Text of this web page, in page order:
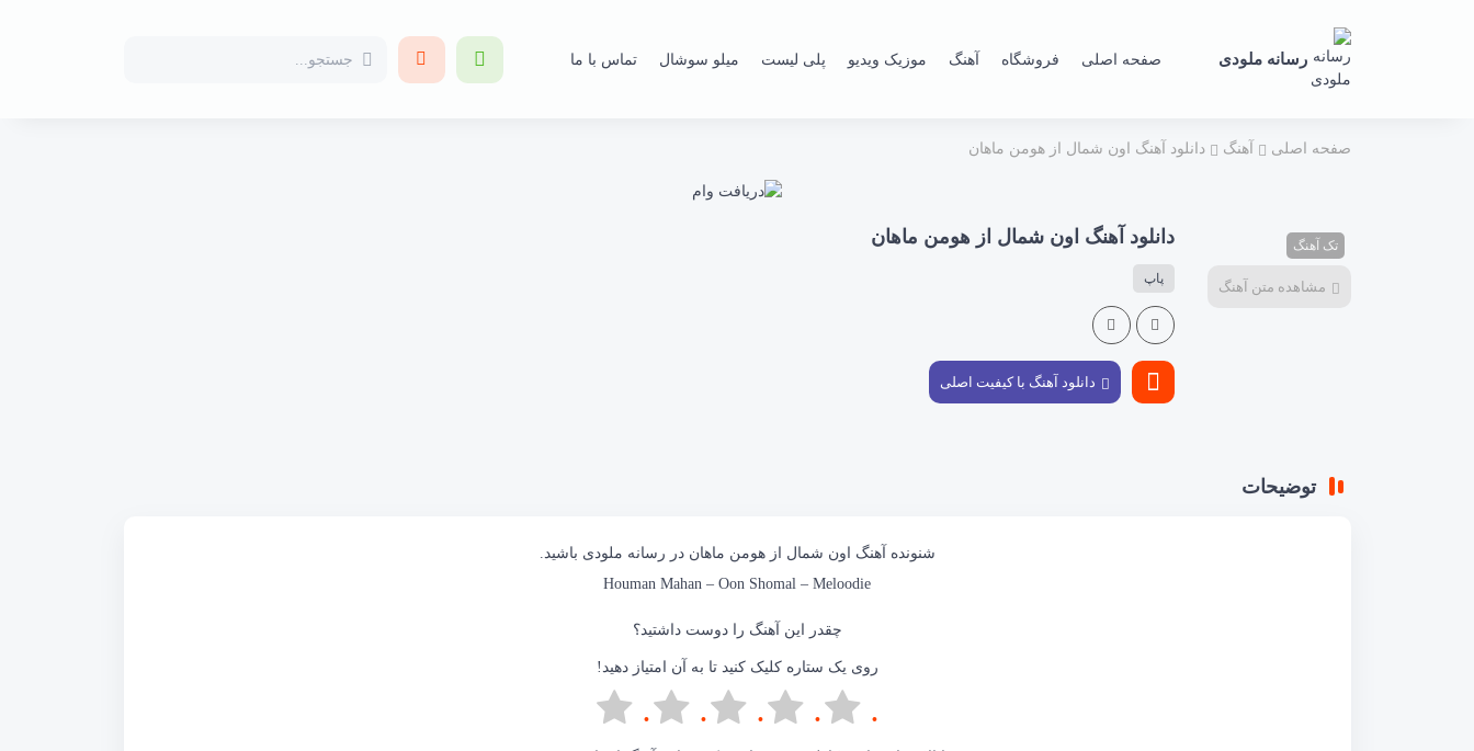
رسانه ملودی صفحه اصلی فروشگاه آهنگ موزیک ویدیو پلی لیست میلو سوشال تماس با ما
صفحه اصلی آهنگ دانلود آهنگ اون شمال از هومن ماهان
تک آهنگ
مشاهده متن آهنگ
دانلود آهنگ اون شمال از هومن ماهان
پاپ
دانلود آهنگ با کیفیت اصلی
توضیحات
شنونده آهنگ اون شمال از هومن ماهان در رسانه ملودی باشید.
Houman Mahan – Oon Shomal – Meloodie
چقدر این آهنگ را دوست داشتید؟
روی یک ستاره کلیک کنید تا به آن امتیاز دهید!